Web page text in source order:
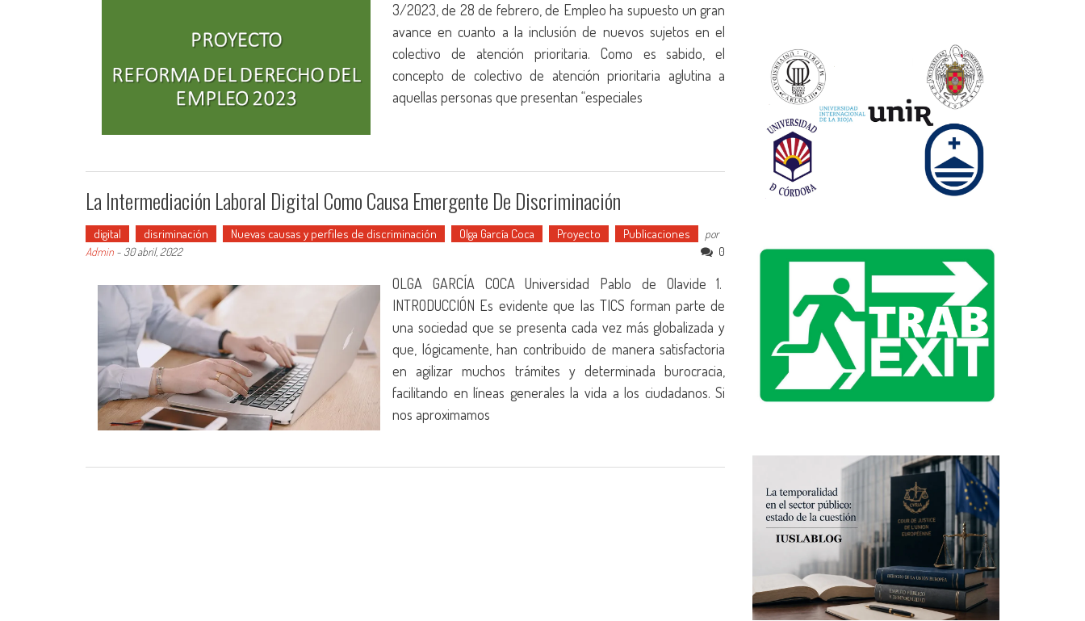
3/2023, de 28 de febrero, de Empleo ha supuesto un gran
avance en cuanto a la inclusión de nuevos sujetos en el
colectivo de atención prioritaria. Como es sabido, el
concepto de colectivo de atención prioritaria aglutina a
aquellas personas que presentan “especiales
La Intermediación Laboral Digital Como Causa Emergente De Discriminación
digital disriminación Nuevas causas y perfiles de discriminación Olga García Coca Proyecto Publicaciones
por
Admin - 30 abril, 2022 0
OLGA GARCÍA COCA Universidad Pablo de Olavide 1.
INTRODUCCIÓN Es evidente que las TICS forman parte de
una sociedad que se presenta cada vez más globalizada y
que, lógicamente, han contribuido de manera satisfactoria
en agilizar muchos trámites y determinada burocracia,
facilitando en líneas generales la vida a los ciudadanos. Si
nos aproximamos